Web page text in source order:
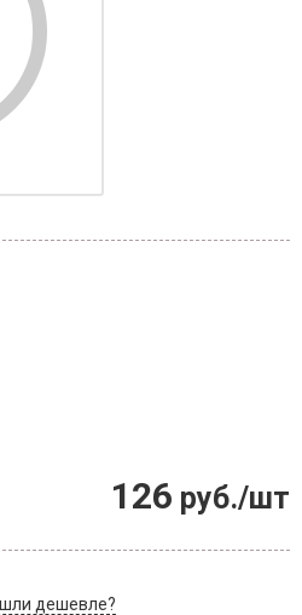
126 руб./шт
дешевле?